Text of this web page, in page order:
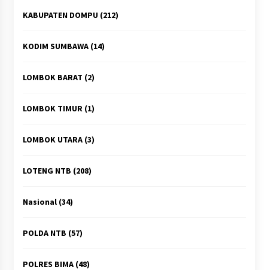
KABUPATEN DOMPU(212)
KODIM SUMBAWA(14)
LOMBOK BARAT (2)
LOMBOK TIMUR(1)
LOMBOK UTARA(3)
LOTENG NTB (208)
Nasional(34)
POLDA NTB (57)
POLRES BIMA(48)